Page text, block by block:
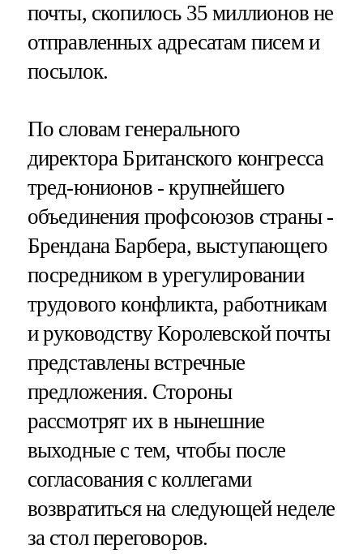
почты, скопилось 35 миллионов не
отправленных адресатам писем и
посылок.
По словам генерального
директора Британского конгресса
тред-юнионов - крупнейшего
объединения профсоюзов страны -
Брендана Барбера, выступающего
посредником в урегулировании
трудового конфликта, работникам
и руководству Королевской почты
представлены встречные
предложения. Стороны
рассмотрят их в нынешние
выходные с тем, чтобы после
согласования с коллегами
возвратиться на следующей неделе
за стол переговоров.